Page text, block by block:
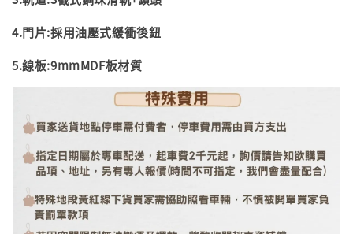
4.門片:採用油壓式緩衝後鈕
5.線板:9mmMDF板材質